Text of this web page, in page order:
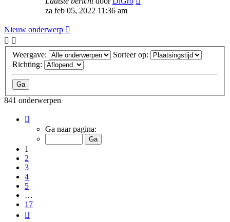
za feb 05, 2022 11:36 am
Nieuw onderwerp
Weergave:
Sorteer op:
Richting:
841 onderwerpen
van
Ga naar pagina:
1
2
3
4
5
…
17